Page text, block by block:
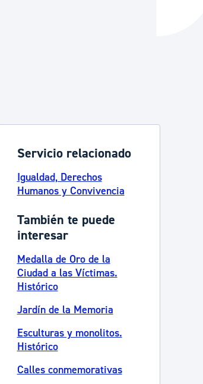
Catálogo de trámites
Ayuda a la tramitación
Servicio relacionado
Igualdad, Derechos
Humanos y Convivencia
También te puede
interesar
Medalla de Oro de la
Ciudad a las Víctimas.
Histórico
Jardín de la Memoria
Esculturas y monolitos.
Histórico
Calles conmemorativas